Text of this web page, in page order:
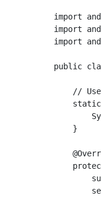
import
import
import
public
//
    }